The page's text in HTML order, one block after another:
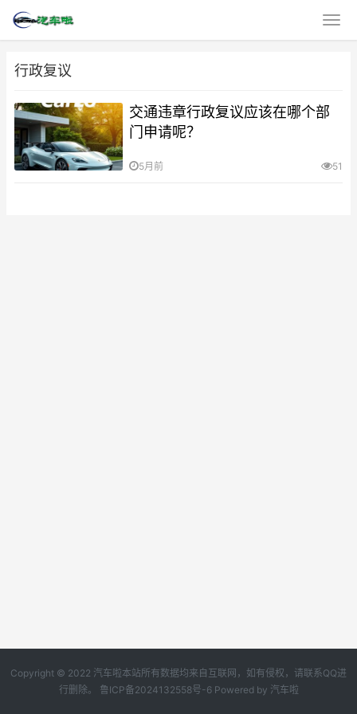
行政复议
交通违章行政复议应该在哪个部
门申请呢？
5月前 51
Copyright © 2022 汽车啦本站所有数据均来自互联网，如有侵权，请联系QQ进
行删除。 鲁ICP备2024132558号-6Powered by 汽车啦